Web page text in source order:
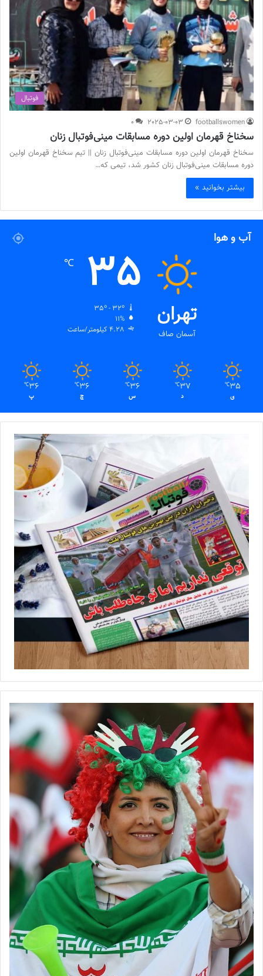
فوتبال
footballswomen
2025-03-03
0
سخناخ قهرمان اولین دوره مسابقات مینی‌فوتبال زنان
سخناخ قهرمان اولین دوره مسابقات مینی‌فوتبال زنان || تیم سخناخ قهرمان اولین
دوره مسابقات مینی‌فوتبال زنان کشور شد، تیمی که…
بیشتر بخوانید »
آب و هوا
تهران
آسمان صاف
35
℃
11%
4.28 کیلومتر/ساعت
35
℃
ی
37
℃
د
36
℃
س
36
℃
چ
36
℃
پ